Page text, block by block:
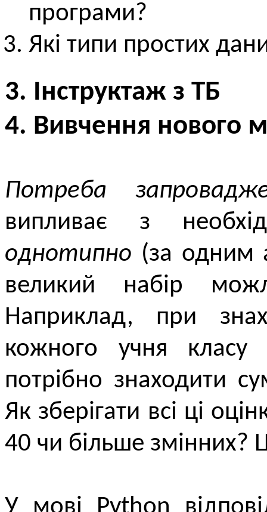
програми?
Які типи простих
3. Інструктаж з ТБ
4. Вивчення нового
Потреба
випливає з
однотипно (за одним
великий набір
Наприклад, при
кожного учня класу
потрібно знаходити
Як зберігати всі ці
40 чи більше змінних?